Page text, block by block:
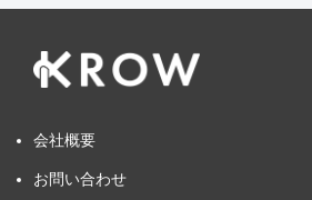
会社概要
お問い合わせ